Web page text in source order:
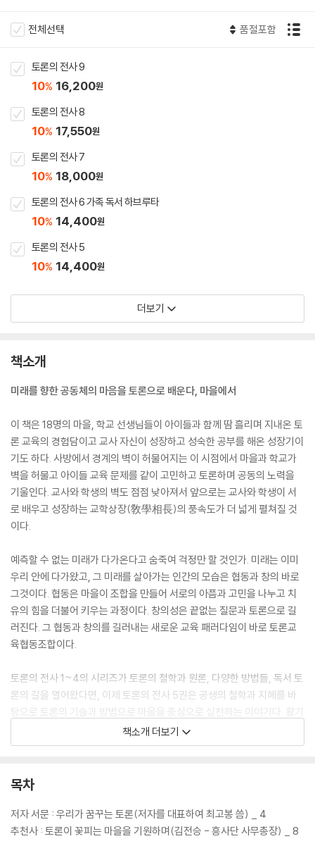
전체선택 품절포함
토론의 전사 9
10% 16,200원
토론의 전사 8
10% 17,550원
토론의 전사 7
10% 18,000원
토론의 전사 6 가족 독서 하브루타
10% 14,400원
토론의 전사 5
10% 14,400원
더보기
책소개
미래를 향한 공동체의 마음을 토론으로 배운다, 마을에서
이 책은 18명의 마을, 학교 선생님들이 아이들과 함께 땀 흘리며 지내온 토
론 교육의 경험담이고 교사 자신이 성장하고 성숙한 공부를 해온 성장기이
기도 하다. 사방에서 경계의 벽이 허물어지는 이 시점에서 마을과 학교가
벽을 허물고 아이들 교육 문제를 같이 고민하고 토론하며 공동의 노력을
기울인다. 교사와 학생의 벽도 점점 낮아져서 앞으로는 교사와 학생이 서
로 배우고 성장하는 교학상장(敎學相長)의 풍속도가 더 넓게 펼쳐질 것
이다.
예측할 수 없는 미래가 다가온다고 숨죽여 걱정만 할 것인가. 미래는 이미
우리 안에 다가왔고, 그 미래를 살아가는 인간의 모습은 협동과 창의 바로
그것이다. 협동은 마을이 조합을 만들어 서로의 아픔과 고민을 나누고 치
유의 힘을 더불어 키우는 과정이다. 창의성은 끝없는 질문과 토론으로 길
러진다. 그 협동과 창의를 길러내는 새로운 교육 패러다임이 바로 토론교
육협동조합이다.
토론의 전사 1~4의 시리즈가 토론의 철학과 원론, 다양한 방법들, 독서 토
론의 길을 열어왔다면, 이제 토론의 전사 5권은 공생의 철학과 지혜를 바
탕으로 토론의 기술과 방법으로 마을을 중심으로 실천하는 이야기다. 활기
차고 아름답게 펼쳐지는 ‘오래된 미래’의 생활과 문화를 토론교육협동조합
의 실천 이야기와 함께 배워나갈 수 있다.
책소개 더보기
목차
저자 서문 : 우리가 꿈꾸는 토론(저자를 대표하여 최고봉 씀) _ 4
추천사 : 토론이 꽃피는 마을을 기원하며(김전승 - 흥사단 사무총장) _ 8